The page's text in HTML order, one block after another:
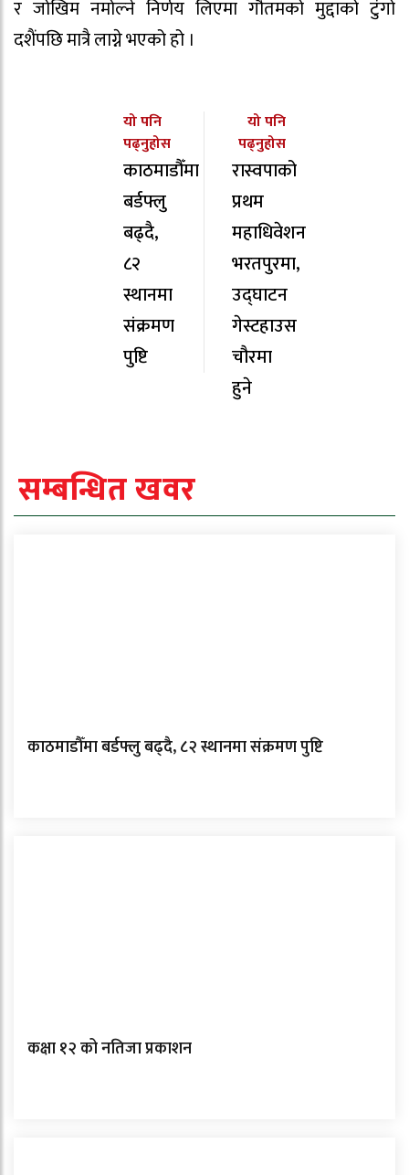
र जोखिम नमोल्ने निर्णय लिएमा गौतमको मुद्दाको टुंगो
दशैंपछि मात्रै लाग्ने भएको हो ।
यो पनि
पढ्नुहोस
काठमाडौँमा
बर्डफ्लु
बढ्दै,
८२
स्थानमा
संक्रमण
पुष्टि
यो पनि
पढ्नुहोस
रास्वपाको
प्रथम
महाधिवेशन
भरतपुरमा,
उद्घाटन
गेस्टहाउस
चौरमा
हुने
सम्बन्धित खवर
काठमाडौँमा बर्डफ्लु बढ्दै, ८२ स्थानमा संक्रमण पुष्टि
कक्षा १२ को नतिजा प्रकाशन